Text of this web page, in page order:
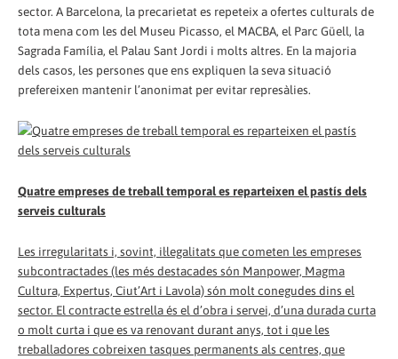
sector. A Barcelona, la precarietat es repeteix a ofertes culturals de
tota mena com les del Museu Picasso, el MACBA, el Parc Güell, la
Sagrada Família, el Palau Sant Jordi i molts altres. En la majoria
dels casos, les persones que ens expliquen la seva situació
prefereixen mantenir l’anonimat per evitar represàlies.
Quatre empreses de treball temporal es reparteixen el pastís dels
serveis culturals
Les irregularitats i, sovint, il·legalitats que cometen les empreses
subcontractades (les més destacades són Manpower, Magma
Cultura, Expertus, Ciut’Art i Lavola) són molt conegudes dins el
sector. El contracte estrella és el d’obra i servei, d’una durada curta
o molt curta i que es va renovant durant anys, tot i que les
treballadores cobreixen tasques permanents als centres, que